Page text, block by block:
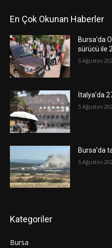
En Çok Okunan Haberler
Bursa’da
sürücü ile
5 Ağustos
İtalya’da
5 Ağustos
Bursa’da
5 Ağustos
Kategoriler
Bursa